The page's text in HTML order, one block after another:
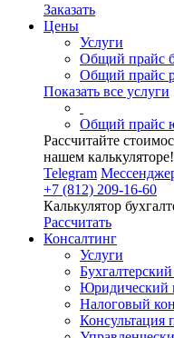
Заказать
Цены
Услуги
Общий прайс
Общий прайс
Показать все услуги
Общий прайс
Рассчитайте
нашем калькуляторе!
Telegram
+7 (812) 209-16-60
Калькулятор
Рассчитать
Консалтинг
Услуги
Юридический
Налоговый